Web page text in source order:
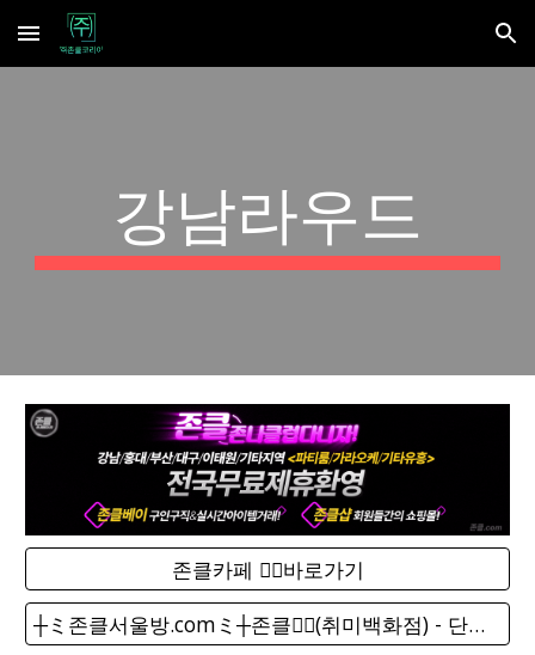
Skip to main content Skip to navigation
강남라우드
존클카페 ❤️‍🔥바로가기
┼ミ존클서울방.comミ┼존클❤️‍🔥(취미백화점) - 단톡방